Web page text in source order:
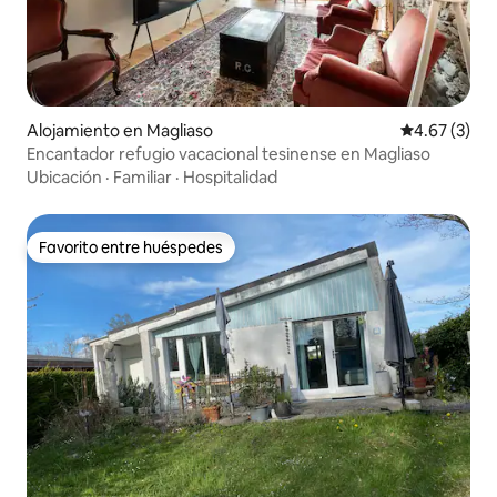
Alojamiento en Magliaso Calificación
4.67 (3)
Encantador refugio vacacional tesinense en Magliaso
Ubicación · Familiar · Hospitalidad
Favorito entre huéspedes
Favorito entre huéspedes